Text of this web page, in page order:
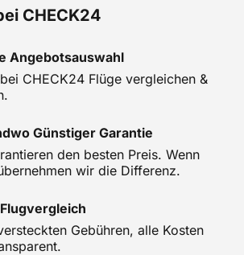
CHECK24
Angebotsauswahl
CHECK24 Flüge vergleichen &
Günstiger Garantie
den besten Preis. Wenn
wir die Differenz.
Gebühren, alle Kosten